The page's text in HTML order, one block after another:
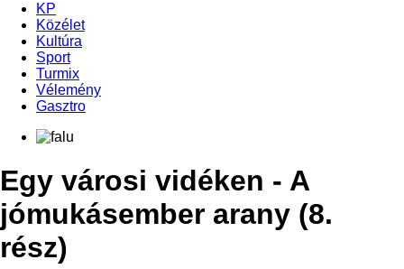
KP
Közélet
Kultúra
Sport
Turmix
Vélemény
Gasztro
Egy városi vidéken - A
jómukásember arany (8.
rész)